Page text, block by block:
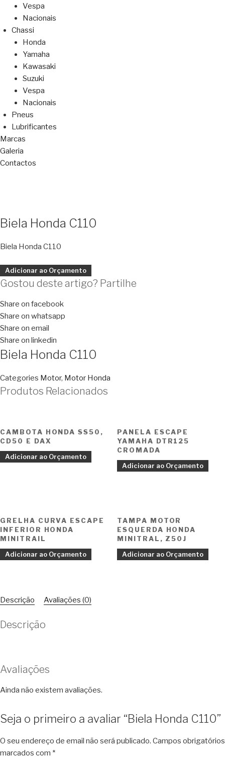
Vespa
Nacionais
Chassi
Honda
Yamaha
Kawasaki
Suzuki
Vespa
Nacionais
Pneus
Lubrificantes
Marcas
Galeria
Contactos
Biela Honda C110
Biela Honda C110
Adicionar ao Orçamento
Gostou deste artigo? Partilhe
Share on facebook
Share on whatsapp
Share on email
Share on linkedin
Biela Honda C110
Categories Motor, Motor Honda
Produtos Relacionados
CAMBOTA HONDA SS50,
CD50 E DAX
Adicionar ao Orçamento
PANELA ESCAPE
YAMAHA DTR125
CROMADA
Adicionar ao Orçamento
GRELHA CURVA ESCAPE
INFERIOR HONDA
MINITRAIL
Adicionar ao Orçamento
TAMPA MOTOR
ESQUERDA HONDA
MINITRAL, Z50J
Adicionar ao Orçamento
Descrição Avaliações (0)
Descrição
Avaliações
Ainda não existem avaliações.
Seja o primeiro a avaliar “Biela Honda C110”
O seu endereço de email não será publicado. Campos obrigatórios
marcados com *